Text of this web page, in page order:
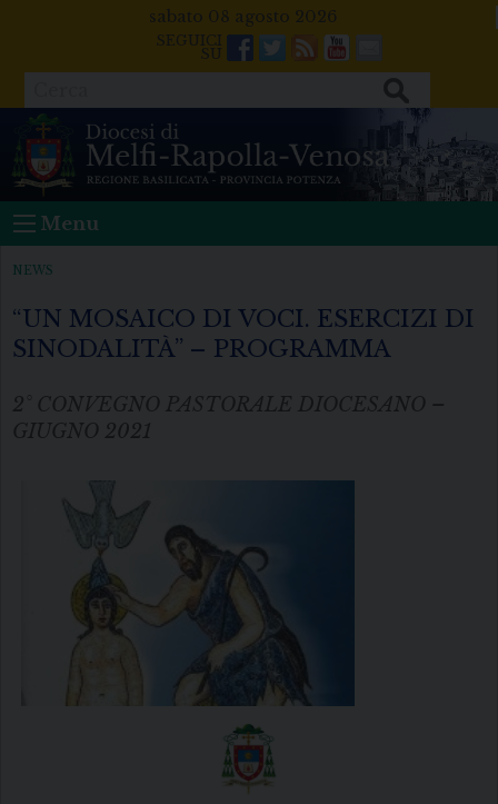
sabato 08 agosto 2026
Facebook
Twitter
FeedsYoutube
Mail
Menu
NEWS
“UN MOSAICO DI VOCI. ESERCIZI DI
SINODALITÀ” – PROGRAMMA
2° CONVEGNO PASTORALE DIOCESANO –
GIUGNO 2021